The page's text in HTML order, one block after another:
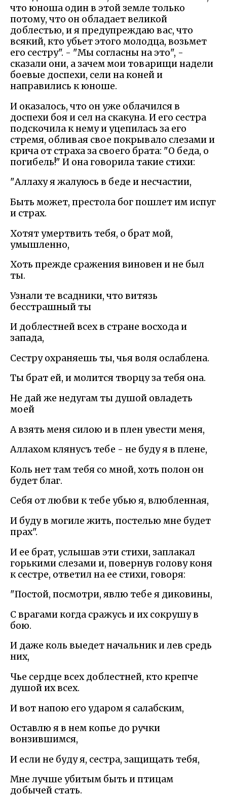
что юноша один в этой земле только
потому, что он обладает великой
доблестью, и я предупреждаю вас, что
всякий, кто убьет этого молодца, возьмет
его сестру". - "Мы согласны на это", -
сказали они, а зачем мои товарищи надели
боевые доспехи, сели на коней и
направились к юноше.
И оказалось, что он уже облачился в
доспехи боя и сел на скакуна. И его сестра
подскочила к нему и уцепилась за его
стремя, обливая свое покрывало слезами и
крича от страха за своего брата: "О беда, о
погибель!" И она говорила такие стихи:
"Аллаху я жалуюсь в беде и несчастии,
Быть может, престола бог пошлет им испуг
и страх.
Хотят умертвить тебя, о брат мой,
умышленно,
Хоть прежде сражения виновен и не был
ты.
Узнали те всадники, что витязь
бесстрашный ты
И доблестней всех в стране восхода и
запада,
Сестру охраняешь ты, чья воля ослаблена.
Ты брат ей, и молится творцу за тебя она.
Не дай же недугам ты душой овладеть
моей
А взять меня силою и в плен увести меня,
Аллахом клянусъ тебе - не буду я в плене,
Коль нет там тебя со мной, хоть полон он
будет благ.
Себя от любви к тебе убью я, влюбленная,
И буду в могиле жить, постелью мне будет
прах".
И ее брат, услышав эти стихи, заплакал
горькими слезами и, повернув голову коня
к сестре, ответил на ее стихи, говоря:
"Постой, посмотри, явлю тебе я диковины,
С врагами когда сражусь и их сокрушу в
бою.
И даже коль выедет начальник и лев средь
них,
Чье сердце всех доблестней, кто крепче
душой их всех.
И вот напою его ударом я салабским,
Оставлю я в нем копье до ручки
вонзившимся,
И если не буду я, сестра, защищать тебя,
Мне лучше убитым быть и птицам
добычей стать.